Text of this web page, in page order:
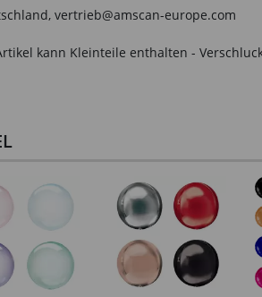
vertrieb@amscan-europe.com
kann Kleinteile enthalten -